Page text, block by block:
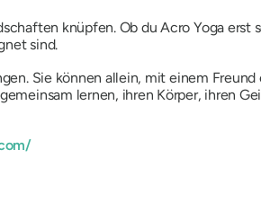
knüpfen. Ob du Acro Yoga erst
sind.
Sie können allein, mit einem
lernen, ihren Körper, ihren